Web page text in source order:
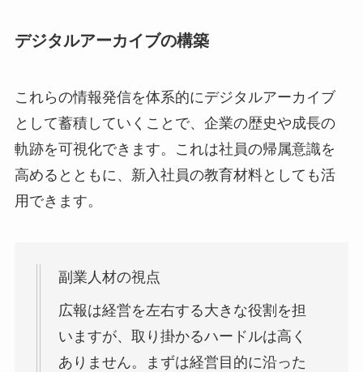
デジタルアーカイブの構築
これらの情報発信を体系的にデジタルアーカイブ
として蓄積していくことで、企業の歴史や成長の
軌跡を可視化できます。これは社員の帰属意識を
高めるとともに、新入社員の教育材料としても活
用できます。
副業人材の視点
広報は経営を左右する大きな役割を担
いますが、取り掛かるハードルは高く
ありません。まずは経営目的に沿った